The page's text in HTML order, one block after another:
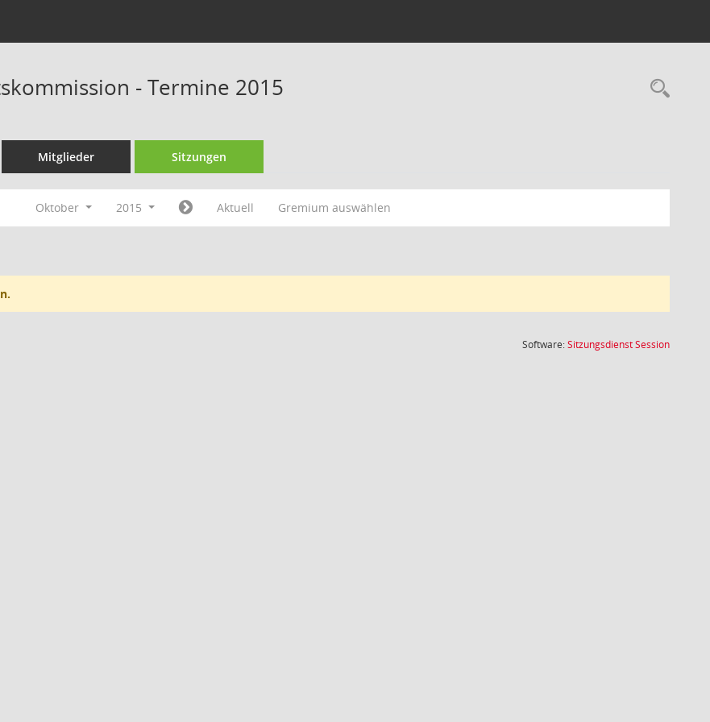
- Termine 2015
Mitglieder Sitzungen
Oktober 2015 Aktuell Gremium auswählen
Software:SitzungsdienstSession(Wird in